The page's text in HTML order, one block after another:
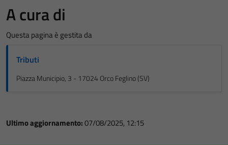
A cura di
Questa pagina è gestita da
Tributi
Piazza Municipio, 3 - 17024 Orco Feglino (SV)
Ultimo aggiornamento:07/08/2025, 12:15